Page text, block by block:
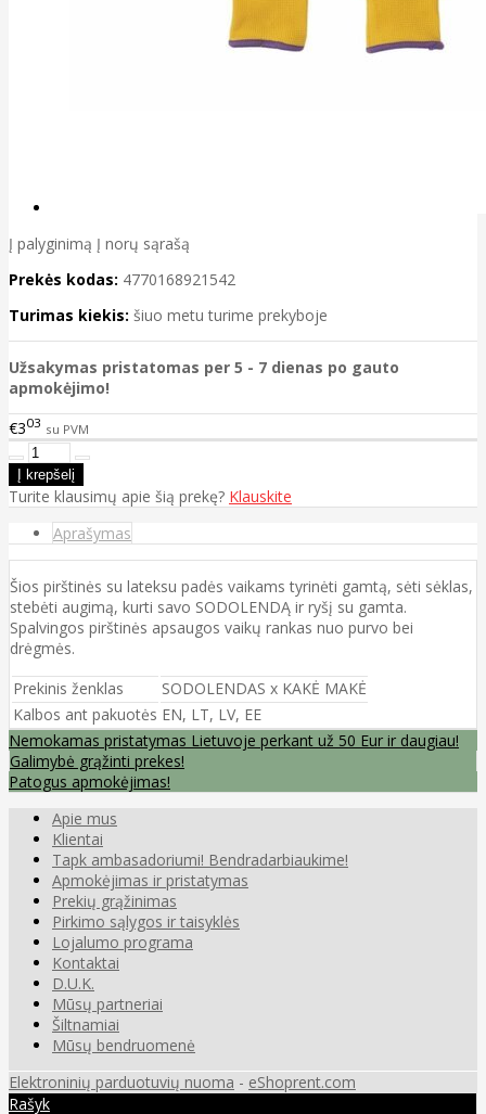
Į palyginimą Į norų sąrašą
Prekės kodas: 4770168921542
Turimas kiekis: šiuo metu turime prekyboje
Užsakymas pristatomas per 5 - 7 dienas po gauto
apmokėjimo!
€303 su PVM
Turite klausimų apie šią prekę? Klauskite
Aprašymas
Šios pirštinės su lateksu padės vaikams tyrinėti gamtą, sėti sėklas,
stebėti augimą, kurti savo SODOLENDĄ ir ryšį su gamta.
Spalvingos pirštinės apsaugos vaikų rankas nuo purvo bei
drėgmės.
Prekinis ženklas
SODOLENDAS x KAKĖ MAKĖ
Kalbos ant pakuotės EN, LT, LV, EE
Nemokamas pristatymas Lietuvoje perkant už 50 Eur ir daugiau!
Galimybė grąžinti prekes!
Patogus apmokėjimas!
Apie mus
Klientai
Tapk ambasadoriumi! Bendradarbiaukime!
Apmokėjimas ir pristatymas
Prekių grąžinimas
Pirkimo sąlygos ir taisyklės
Lojalumo programa
Kontaktai
D.U.K.
Mūsų partneriai
Šiltnamiai
Mūsų bendruomenė
Elektroninių parduotuvių nuoma - eShoprent.com
Rašyk